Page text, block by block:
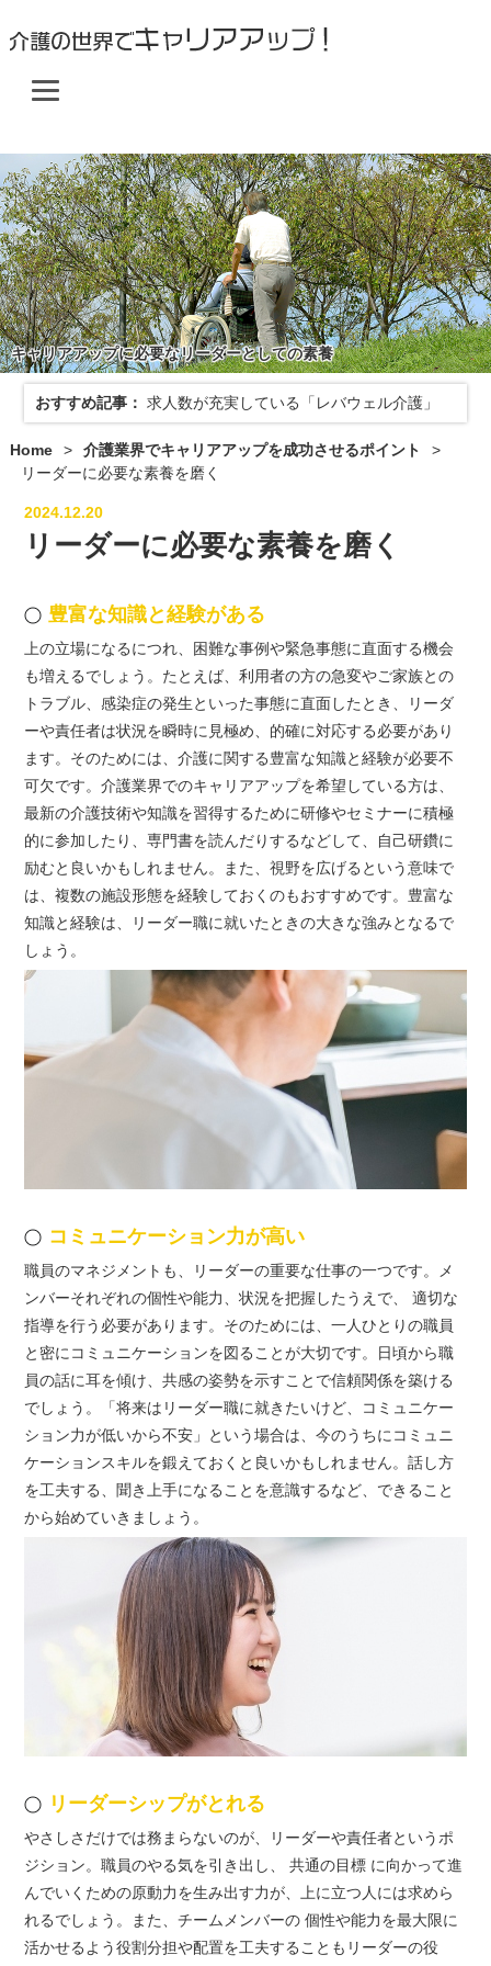
キャリアアップに必要なリーダーとしての素養
おすすめ記事： 求人数が充実している「レバウェル介護」
Home > 介護業界でキャリアアップを成功させるポイント
>
リーダーに必要な素養を磨く
2024.12.20
リーダーに必要な素養を磨く
豊富な知識と経験がある
上の立場になるにつれ、困難な事例や緊急事態に直面する機会
も増えるでしょう。たとえば、利用者の方の急変やご家族との
トラブル、感染症の発生といった事態に直面したとき、リーダ
ーや責任者は状況を瞬時に見極め、的確に対応する必要があり
ます。そのためには、介護に関する豊富な知識と経験が必要不
可欠です。介護業界でのキャリアアップを希望している方は、
最新の介護技術や知識を習得するために研修やセミナーに積極
的に参加したり、専門書を読んだりするなどして、自己研鑽に
励むと良いかもしれません。また、視野を広げるという意味で
は、複数の施設形態を経験しておくのもおすすめです。豊富な
知識と経験は、リーダー職に就いたときの大きな強みとなるで
しょう。
コミュニケーション力が高い
職員のマネジメントも、リーダーの重要な仕事の一つです。メ
ンバーそれぞれの個性や能力、状況を把握したうえで、 適切な
指導を行う必要があります。そのためには、一人ひとりの職員
と密にコミュニケーションを図ることが大切です。日頃から職
員の話に耳を傾け、共感の姿勢を示すことで信頼関係を築ける
でしょう。「将来はリーダー職に就きたいけど、コミュニケー
ション力が低いから不安」という場合は、今のうちにコミュニ
ケーションスキルを鍛えておくと良いかもしれません。話し方
を工夫する、聞き上手になることを意識するなど、できること
から始めていきましょう。
リーダーシップがとれる
やさしさだけでは務まらないのが、リーダーや責任者というポ
ジション。職員のやる気を引き出し、 共通の目標 に向かって進
んでいくための原動力を生み出す力が、上に立つ人には求めら
れるでしょう。また、チームメンバーの 個性や能力を最大限に
活かせるよう役割分担や配置を工夫することもリーダーの役